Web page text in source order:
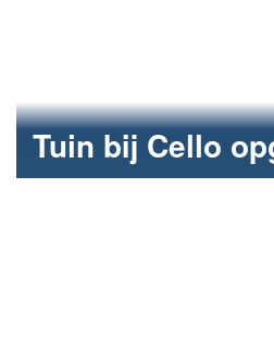
Tuin bij Cello
Pergola en beleefpad